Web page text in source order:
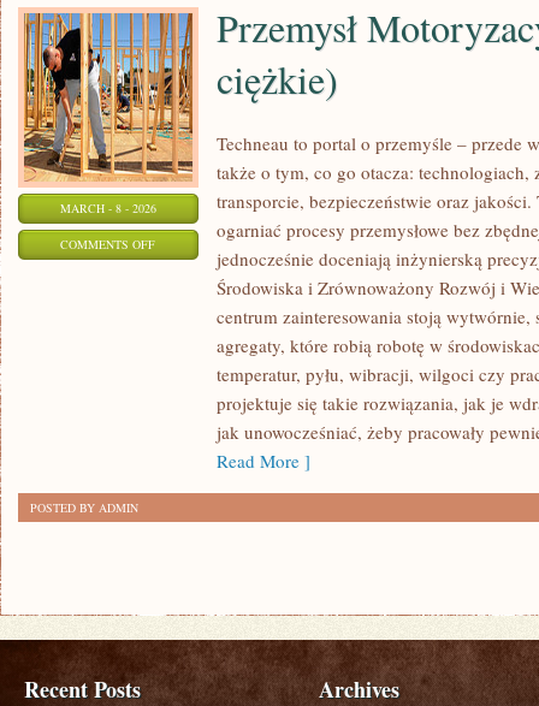
MARCH - 8 - 2026
COMMENTS OFFON
PRZEMYSŁ
Przemysł
ciężkie)
Techneau to portal o przemyśle – przede
także o tym, co go otacza: technologiach,
transporcie, bezpieczeństwie oraz
ogarniać procesy przemysłowe bez
jednocześnie doceniają inżynierską
Środowiska i Zrównoważony Rozwój i
centrum zainteresowania stoją wytwórnie,
agregaty, które robią robotę w
temperatur, pyłu, wibracji, wilgoci czy
projektuje się takie rozwiązania, jak je
jak unowocześniać, żeby pracowały
Read More ]
POSTED BY ADMIN
Recent Posts Archives